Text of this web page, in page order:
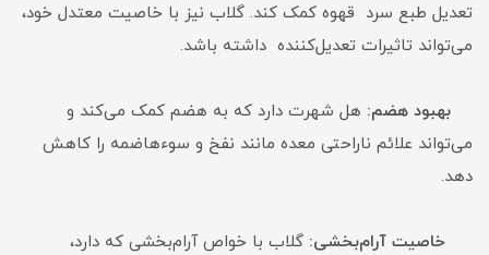
تعدیل طبع سرد قهوه کمک کند. گلاب نیز با خاصیت معتدل خود،
می‌تواند تاثیرات تعدیل‌کننده داشته باشد.
بهبود هضم: هل شهرت دارد که به هضم کمک می‌کند و
می‌تواند علائم ناراحتی معده مانند نفخ و سوءهاضمه را کاهش
دهد.
خاصیت آرام‌بخشی: گلاب با خواص آرام‌بخشی که دارد،